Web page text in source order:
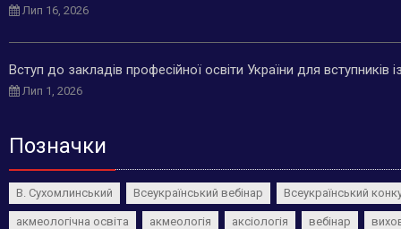
Лип 16, 2026
Вступ до закладів професійної освіти України для
Лип 1, 2026
Позначки
В. Сухомлинський Всеукраїнський вебінар Всеукраїнський
акмеологічна освіта акмеологія аксіологія вебінар